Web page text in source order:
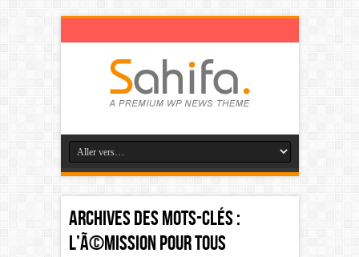
Archives des mots-clés :
L’Ã©mission pour tous